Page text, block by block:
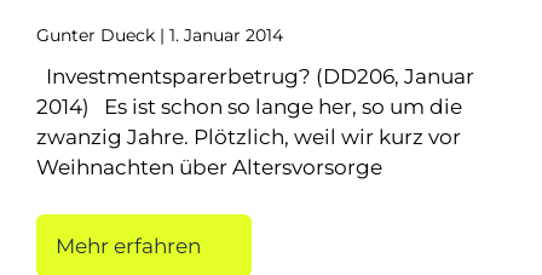
Gunter Dueck 1. Januar 2014
Investmentsparerbetrug? (DD206, Januar
2014) Es ist schon so lange her, so um die
zwanzig Jahre. Plötzlich, weil wir kurz vor
Weihnachten über Altersvorsorge
Mehr erfahren